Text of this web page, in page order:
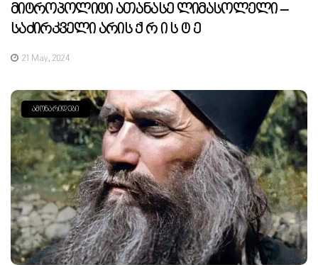
Მიტროპოლიტი Ათანასე Ლიმასოლელი –
Საძირკველი Არის Ქ Რ Ი Ს Ტ Ე
21 May, 2024
ᲐᲛᲝᲜᲐᲠᲘᲓᲔᲑᲘ